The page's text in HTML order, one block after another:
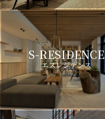
S-RESIDENCE
エスレジデンス